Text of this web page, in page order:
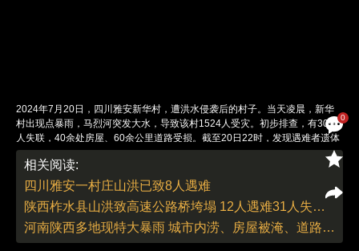
0
2024年7月20日，四川雅安新华村，遭洪水侵袭后的村子。当天凌晨，新华
村出现点暴雨，马烈河突发大水，导致该村1524人受灾。初步排查，有30余
人失联，40余处房屋、60余公里道路受损。截至20日22时，发现遇难者遗体
8具，另有12人受伤。图：采访对象提供
责任编辑：董德 | 版面编辑：朱传涛
相关阅读:
四川雅安一村庄山洪已致8人遇难
陕西柞水县山洪致高速公路桥垮塌 12人遇难31人失联（更新）
河南陕西多地现特大暴雨 城市内涝、房屋被淹、道路中断